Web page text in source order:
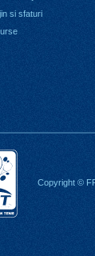
si sfaturi
Copyright ©